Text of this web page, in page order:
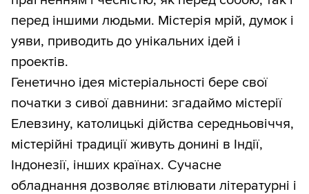
перед іншими людьми. Містерія мрій, думок і
уяви, приводить до унікальних ідей і
проектів.
Генетично ідея містеріальності бере свої
початки з сивої давнини: згадаймо містерії
Елевзину, католицькі дійства середньовіччя,
містерійні традиції живуть донині в Індії,
Індонезії, інших країнах. Сучасне
обладнання дозволяє втілювати літературні і